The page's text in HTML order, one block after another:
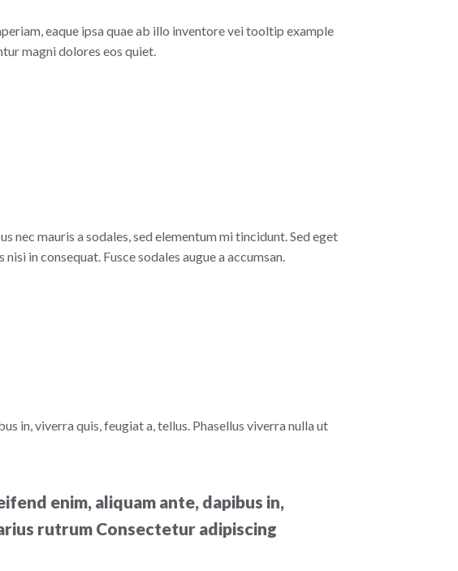
eaque ipsa quae ab illo inventore vei tooltip example
magni dolores eos quiet.
nec mauris a sodales, sed elementum mi tincidunt. Sed eget
nisi in consequat. Fusce sodales augue a accumsan.
in, viverra quis, feugiat a, tellus. Phasellus viverra nulla ut
enim, aliquam ante, dapibus in,
rutrum Consectetur adipiscing